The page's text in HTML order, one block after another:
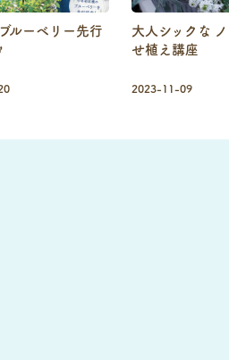
ルーベリー先行
大人シックな
せ植え講座
2023-11-09